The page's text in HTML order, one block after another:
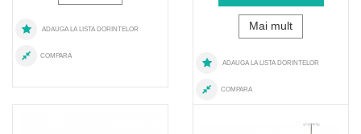
ADAUGA LA LISTA DORINTELOR
COMPARA
Mai mult
ADAUGA LA LISTA DORINTELOR
COMPARA